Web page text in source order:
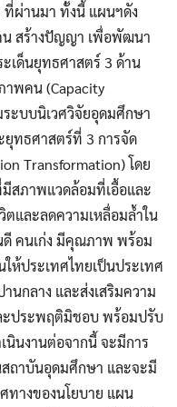
ผ่านมา ทั้งนี้ แผนฯดัง
น สร้างปัญญา เพื่อพัฒนา
เด็นยุทธศาสตร์ 3 ด้าน
พคน (Capacity
ะบบนิเวศวิจัยอุดมศึกษา
ยุทธศาสตร์ที่ 3 การจัด
Transformation) โดย
สภาพแวดล้อมที่เอื้อและ
และลดความเหลื่อมล้ำใน
คนเก่ง มีคุณภาพ พร้อม
ห้ประเทศไทยเป็นประเทศ
กลาง และส่งเสริมความ
ะประพฤติมิชอบ พร้อมปรับ
นินงานต่อจากนี้ จะมีการ
ถาบันอุดมศึกษา และจะมี
ทางของนโยบาย แผน